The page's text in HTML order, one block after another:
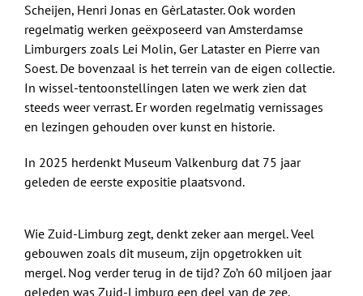
Scheijen, Henri Jonas en GèrLataster. Ook worden
regelmatig werken geëxposeerd van Amsterdamse
Limburgers zoals Lei Molin, Ger Lataster en Pierre van
Soest. De bovenzaal is het terrein van de eigen collectie.
In wissel-tentoonstellingen laten we werk zien dat
steeds weer verrast. Er worden regelmatig vernissages
en lezingen gehouden over kunst en historie.
In 2025 herdenkt Museum Valkenburg dat 75 jaar
geleden de eerste expositie plaatsvond.
Wie Zuid-Limburg zegt, denkt zeker aan mergel. Veel
gebouwen zoals dit museum, zijn opgetrokken uit
mergel. Nog verder terug in de tijd? Zo’n 60 miljoen jaar
geleden was Zuid-Limburg een deel van de zee.